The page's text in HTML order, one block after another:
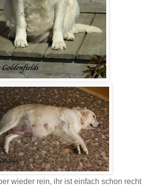
wieder rein, ihr ist einfach schon recht